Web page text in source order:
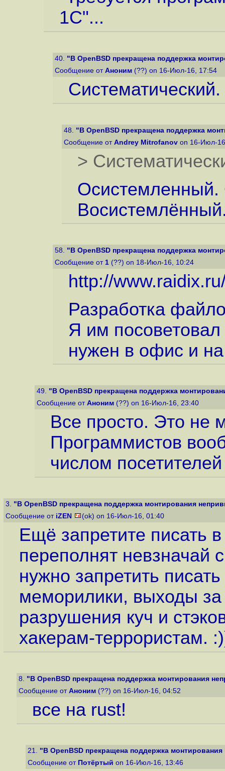
1С"...
40. "В OpenBSD прекращена поддержка
Сообщение от Аноним (??) on 16-Июл-16, 17:54
Систематический.
48. "В OpenBSD прекращена поддержка
Сообщение от Andrey Mitrofanov on 16-Июл-
>
58. "В OpenBSD прекращена поддержка
Сообщение от 1 (??) on 18-Июл-16, 10:24
http://
Разработка
Я им посоветовал
нужен в офис и
49. "В OpenBSD прекращена поддержка
Сообщение от Аноним (??) on 16-Июл-16, 23:40
Все просто. Это не
Программистов
числом
3. "В OpenBSD прекращена поддержка монтирования
Сообщение от iZEN (ok) on 16-Июл-16, 01:40
Ещё запретите писать
переполнят
нужно запретить
меморилики, выходы
разрушения куч и
хакерам-террористам.
8. "В OpenBSD прекращена поддержка монтирования
Сообщение от Аноним (??) on 16-Июл-16, 04:52
все на rust!
21. "В OpenBSD прекращена поддержка
Сообщение от Потёртый on 16-Июл-16, 13:46